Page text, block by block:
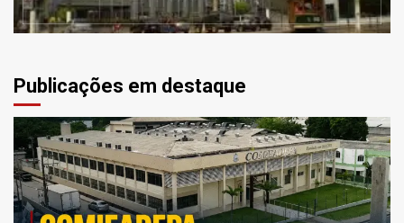
Publicações em destaque